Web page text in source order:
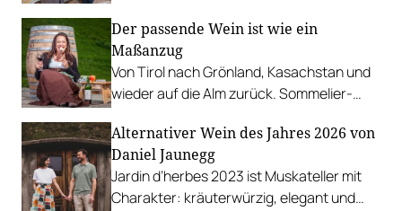
Der passende Wein ist wie ein
Maßanzug
Von Tirol nach Grönland, Kasachstan und
wieder auf die Alm zurück. Sommelier-
Alternativer Wein des Jahres 2026 von
Daniel Jaunegg
Jardin d’herbes 2023 ist Muskateller mit
Charakter: kräuterwürzig, elegant und